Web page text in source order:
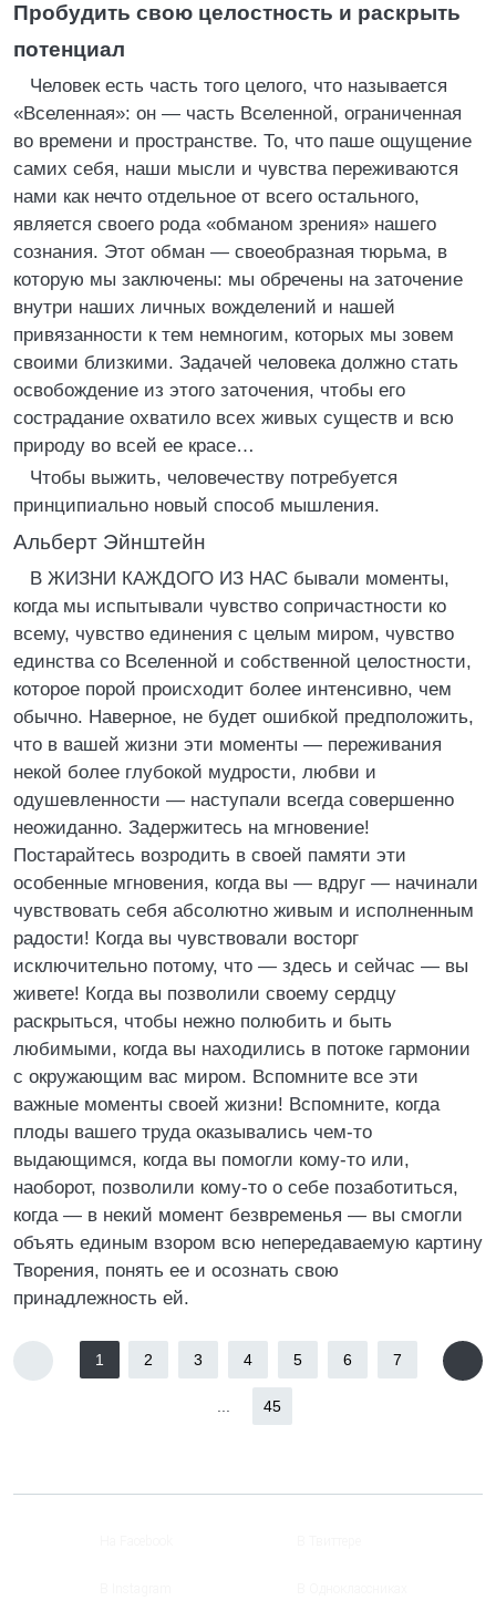
Пробудить свою целостность и раскрыть
потенциал
Человек есть часть того целого, что называется
«Вселенная»: он — часть Вселенной, ограниченная
во времени и пространстве. То, что паше ощущение
самих себя, наши мысли и чувства переживаются
нами как нечто отдельное от всего остального,
является своего рода «обманом зрения» нашего
сознания. Этот обман — своеобразная тюрьма, в
которую мы заключены: мы обречены на заточение
внутри наших личных вожделений и нашей
привязанности к тем немногим, которых мы зовем
своими близкими. Задачей человека должно стать
освобождение из этого заточения, чтобы его
сострадание охватило всех живых существ и всю
природу во всей ее красе…
Чтобы выжить, человечеству потребуется
принципиально новый способ мышления.
Альберт Эйнштейн
В ЖИЗНИ КАЖДОГО ИЗ НАС бывали моменты,
когда мы испытывали чувство сопричастности ко
всему, чувство единения с целым миром, чувство
единства со Вселенной и собственной целостности,
которое порой происходит более интенсивно, чем
обычно. Наверное, не будет ошибкой предположить,
что в вашей жизни эти моменты — переживания
некой более глубокой мудрости, любви и
одушевленности — наступали всегда совершенно
неожиданно. Задержитесь на мгновение!
Постарайтесь возродить в своей памяти эти
особенные мгновения, когда вы — вдруг — начинали
чувствовать себя абсолютно живым и исполненным
радости! Когда вы чувствовали восторг
исключительно потому, что — здесь и сейчас — вы
живете! Когда вы позволили своему сердцу
раскрыться, чтобы нежно полюбить и быть
любимыми, когда вы находились в потоке гармонии
с окружающим вас миром. Вспомните все эти
важные моменты своей жизни! Вспомните, когда
плоды вашего труда оказывались чем-то
выдающимся, когда вы помогли кому-то или,
наоборот, позволили кому-то о себе позаботиться,
когда — в некий момент безвременья — вы смогли
объять единым взором всю непередаваемую картину
Творения, понять ее и осознать свою
принадлежность ей.
1 2 3 4 5 6 7
45